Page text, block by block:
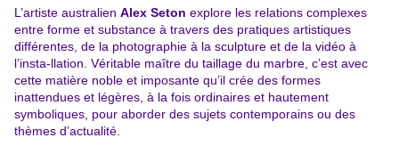
L’artiste australien Alex Seton explore les relations complexes
entre forme et substance à travers des pratiques artistiques
différentes, de la photographie à la sculpture et de la vidéo à
l’insta-llation. Véritable maître du taillage du marbre, c’est avec
cette matière noble et imposante qu’il crée des formes
inattendues et légères, à la fois ordinaires et hautement
symboliques, pour aborder des sujets contemporains ou des
thèmes d’actualité.